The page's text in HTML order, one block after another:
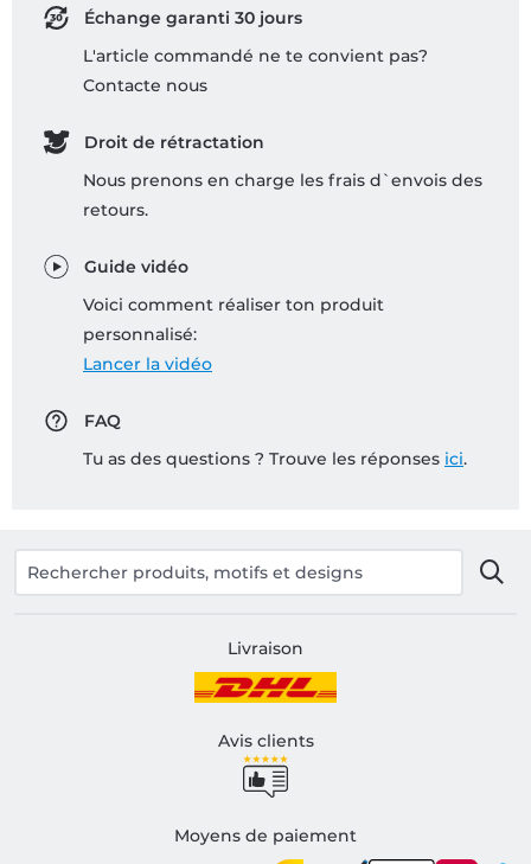
Échange garanti 30 jours
L'article commandé ne te convient pas?
Contacte nous
Droit de rétractation
Nous prenons en charge les frais d`envois des
retours.
Guide vidéo
Voici comment réaliser ton produit
personnalisé:
Lancer la vidéo
FAQ
Tu as des questions ? Trouve les réponses ici.
Livraison
Avis clients
Moyens de paiement